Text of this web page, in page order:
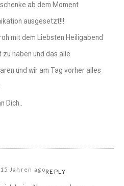
ab dem Moment
ausgesetzt!!!
mit dem Liebsten Heiligabend
haben und das alle
und wir am Tag vorher alles
Dich..
15 Jahren agoREPLY